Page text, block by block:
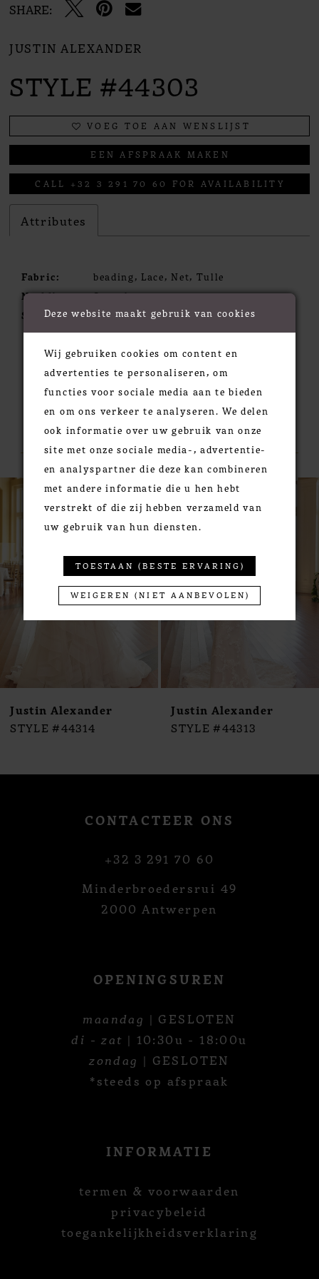
SHARE:
JUSTIN ALEXANDER
STYLE #44303
VOEG TOE AAN WENSLIJST
EEN AFSPRAAK MAKEN
CALL +32 3 291 70 60 FOR AVAILABILITY
Attributes
Fabric:
beading, Lace, Net, Tulle
Neckline:
Sweetheart
Silhouette:
A- Line
RELATED PRODUCTS
Related
Products
Carousel
Skip
PAUSE AUTOPLAY
PREVIOUS SLIDE
NEXT SLIDE
4
5
9
10
11
12
14
Justin Alexander
STYLE #44314
Justin Alexander
STYLE #44313
CONTACTEER ONS
+32 3 291 70 60
Minderbroedersrui 49
2000 Antwerpen
OPENINGSUREN
maandag | GESLOTEN
di - zat | 10:30u - 18:00u
zondag | GESLOTEN
*steeds op afspraak
INFORMATIE
termen & voorwaarden
privacybeleid
toegankelijkheidsverklaring
Deze website maakt gebruik van cookies
Wij gebruiken cookies om content en
advertenties te personaliseren, om
functies voor sociale media aan te bieden
en om ons verkeer te analyseren. We delen
ook informatie over uw gebruik van onze
site met onze sociale media-, advertentie-
en analyspartner die deze kan combineren
met andere informatie die u hen hebt
verstrekt of die zij hebben verzameld van
uw gebruik van hun diensten.
TOESTAAN (BESTE ERVARING)
WEIGEREN (NIET AANBEVOLEN)